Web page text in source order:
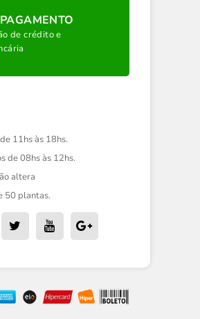
de crédito e
11hs às 18hs.
de 08hs às 12hs.
altera
50 plantas.